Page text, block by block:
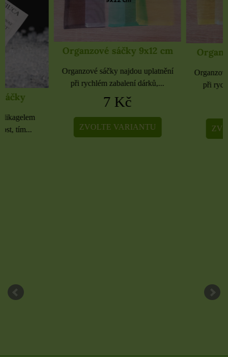
Organzové sáčky 9x12 cm
Organzové sáčky najdou uplatnění
při rychlém zabalení dárků,...
ZVOLTE VARIANTU
Organzové sáčky
Organzové sáčky najdou
při rychlém zabalení
ZVOLTE